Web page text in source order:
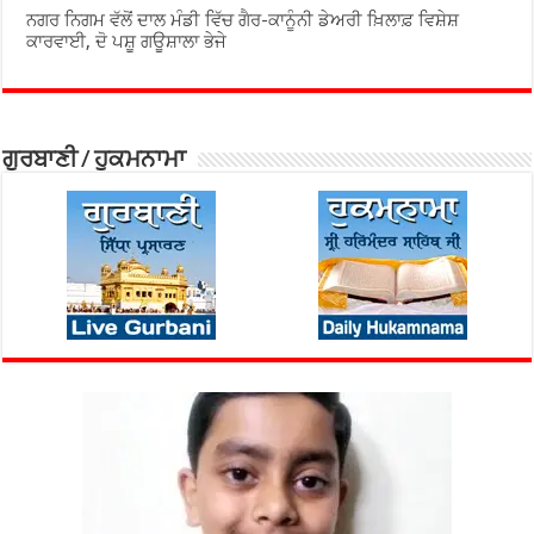
ਨਗਰ ਨਿਗਮ ਵੱਲੋਂ ਦਾਲ ਮੰਡੀ ਵਿੱਚ ਗੈਰ-ਕਾਨੂੰਨੀ ਡੇਅਰੀ ਖ਼ਿਲਾਫ਼ ਵਿਸ਼ੇਸ਼
ਕਾਰਵਾਈ, ਦੋ ਪਸ਼ੂ ਗਊਸ਼ਾਲਾ ਭੇਜੇ
ਗੁਰਬਾਣੀ / ਹੁਕਮਨਾਮਾ